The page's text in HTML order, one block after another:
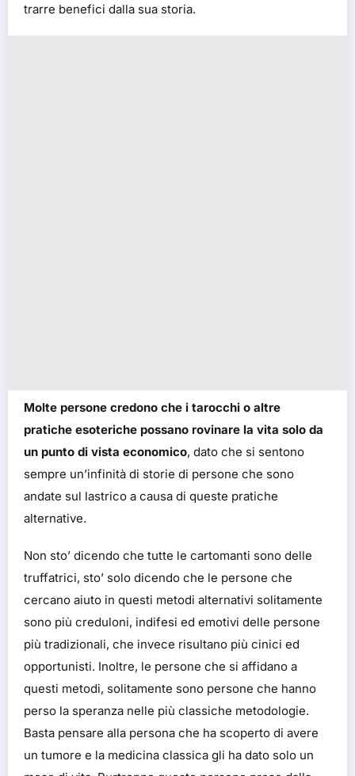
trarre benefici dalla sua storia.
Molte persone credono che i tarocchi o altre
pratiche esoteriche possano rovinare la vita solo da
un punto di vista economico, dato che si sentono
sempre un’infinità di storie di persone che sono
andate sul lastrico a causa di queste pratiche
alternative.
Non sto’ dicendo che tutte le cartomanti sono delle
truffatrici, sto’ solo dicendo che le persone che
cercano aiuto in questi metodi alternativi solitamente
sono più creduloni, indifesi ed emotivi delle persone
più tradizionali, che invece risultano più cinici ed
opportunisti. Inoltre, le persone che si affidano a
questi metodi, solitamente sono persone che hanno
perso la speranza nelle più classiche metodologie.
Basta pensare alla persona che ha scoperto di avere
un tumore e la medicina classica gli ha dato solo un